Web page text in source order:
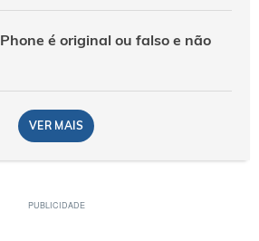
é original ou falso e não
VER MAIS